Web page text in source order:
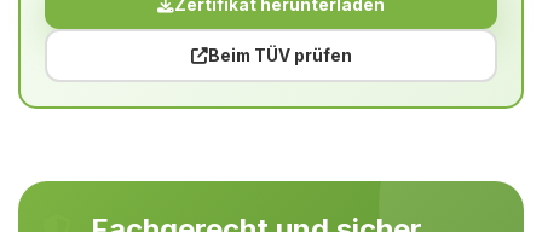
Zertifikat herunterladen
Beim TÜV prüfen